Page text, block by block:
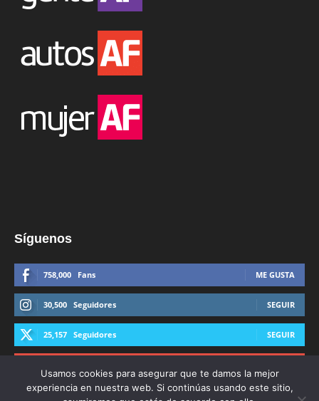
Síguenos
758,000 Fans ME GUSTA
30,500 Seguidores SEGUIR
25,157 Seguidores SEGUIR
Usamos cookies para asegurar que te damos la mejor
experiencia en nuestra web. Si continúas usando este sitio,